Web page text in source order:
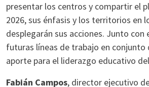
presentar los centros y compartir el
2026, sus énfasis y los territorios en
desplegarán sus acciones. Junto con
futuras líneas de trabajo en conjunto
aporte para el liderazgo educativo
Fabián Campos, director ejecutivo